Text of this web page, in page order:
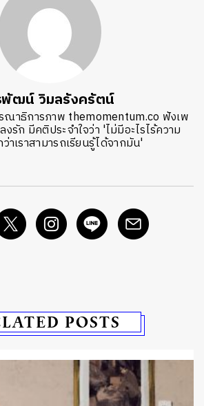
ฒน์ วิมลรังครัตน์
ณาธิการภาพ themomentum.co ฟังเพ
รัก มีคติประจำใจว่า 'ไม่มีอะไรไร้ความ
าเราสามารถเรียนรู้ได้จากมัน'
POSTS